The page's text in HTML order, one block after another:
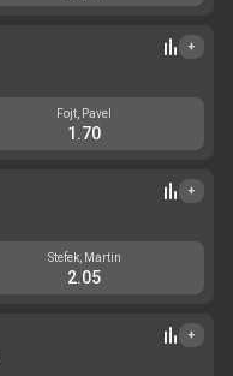
+
Fojt, Pavel
1.70
+
Stefek, Martin
2.05
+